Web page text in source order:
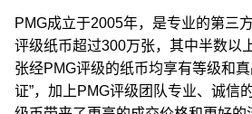
PMG成立于2005年，是专业的第三
评级纸币超过300万张，其中半数以
张经PMG评级的纸币均享有等级和
证”，加上PMG评级团队专业、诚信